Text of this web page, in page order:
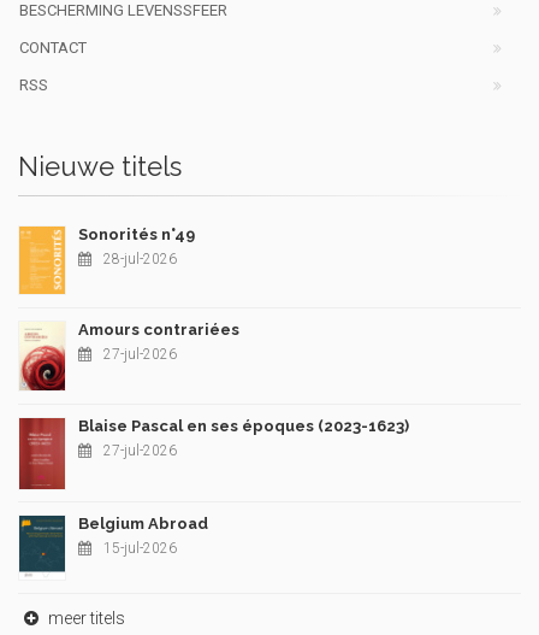
BESCHERMING LEVENSSFEER
CONTACT
RSS
Nieuwe titels
Sonorités n°49
28-jul-2026
Amours contrariées
27-jul-2026
Blaise Pascal en ses époques (2023-1623)
27-jul-2026
Belgium Abroad
15-jul-2026
meer titels